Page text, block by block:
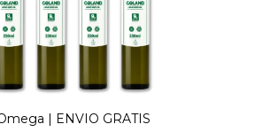
| ENVIO GRATIS